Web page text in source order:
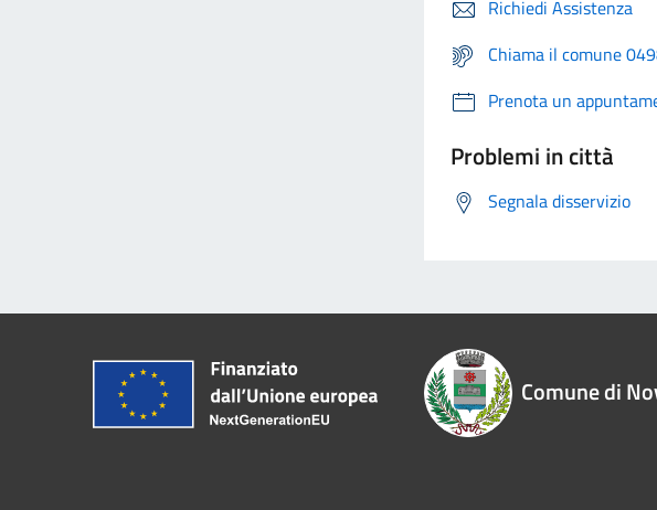
Richiedi Assistenza
Chiama il comune
Prenota un
Problemi in città
Segnala disservizio
Comune di